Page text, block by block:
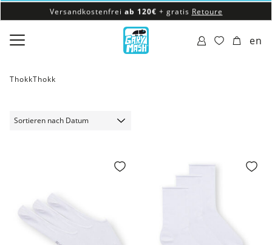
Versandkostenfrei ab 120€ + gratis Retoure
100% veganes & fair produziertes Sortiment
Versandkostenfreiab 120€
en
ThokkThokk